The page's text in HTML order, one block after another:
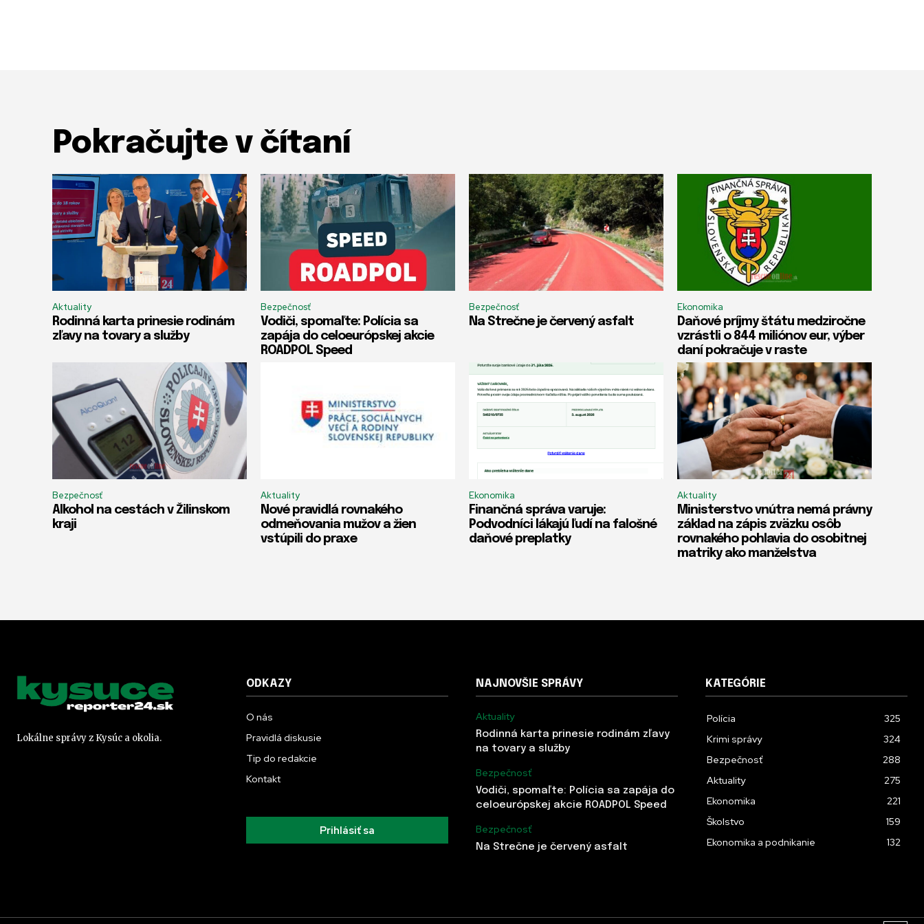
Pokračujte v čítaní
Aktuality
Rodinná karta prinesie rodinám
zľavy na tovary a služby
Bezpečnosť
Vodiči, spomaľte: Polícia sa
zapája do celoeurópskej akcie
ROADPOL Speed
Bezpečnosť
Na Strečne je červený asfalt
Ekonomika
Daňové príjmy štátu medziročne
vzrástli o 844 miliónov eur, výber
daní pokračuje v raste
Bezpečnosť
Alkohol na cestách v Žilinskom
kraji
Aktuality
Nové pravidlá rovnakého
odmeňovania mužov a žien
vstúpili do praxe
Ekonomika
Finančná správa varuje:
Podvodníci lákajú ľudí na falošné
daňové preplatky
Aktuality
Ministerstvo vnútra nemá právny
základ na zápis zväzku osôb
rovnakého pohlavia do osobitnej
matriky ako manželstva
Lokálne správy z Kysúc a okolia.
ODKAZY
O nás
Pravidlá diskusie
Tip do redakcie
Kontakt
Prihlásiť sa
NAJNOVŠIE SPRÁVY
Aktuality
Rodinná karta prinesie rodinám zľavy
na tovary a služby
Bezpečnosť
Vodiči, spomaľte: Polícia sa zapája do
celoeurópskej akcie ROADPOL Speed
Bezpečnosť
Na Strečne je červený asfalt
KATEGÓRIE
Polícia
325
Krimi správy
324
Bezpečnosť
288
Aktuality
275
Ekonomika
221
Školstvo
159
Ekonomika a podnikanie
132